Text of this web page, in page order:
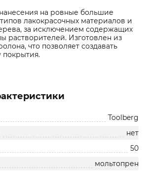
на ровные большие
лакокрасочных материалов и
за исключением содержащих
растворителей. Изготовлен из
что позволяет создавать
покрытия.
Toolberg
нет
50
мольтопрен